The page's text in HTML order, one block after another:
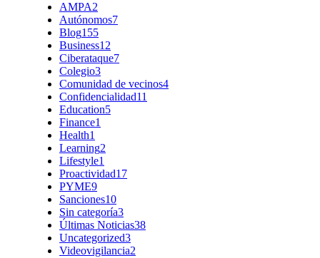
AMPA2
Autónomos7
Blog155
Business12
Ciberataque7
Colegio3
Comunidad de vecinos4
Confidencialidad11
Education5
Finance1
Health1
Learning2
Lifestyle1
Proactividad17
PYME9
Sanciones10
Sin categoría3
Últimas Noticias38
Uncategorized3
Videovigilancia2